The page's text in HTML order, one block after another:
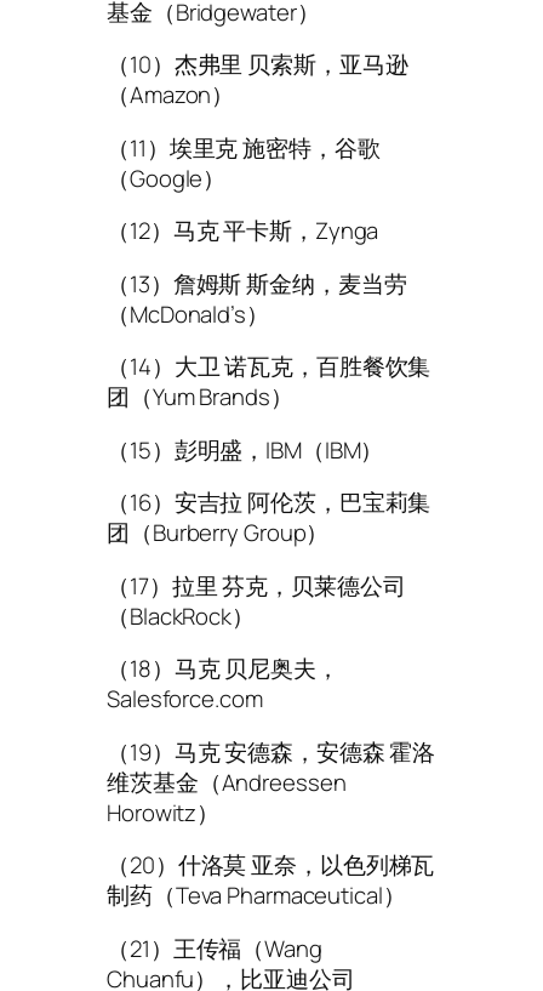
基金（Bridgewater）
（10）杰弗里 贝索斯，亚马逊
（Amazon）
（11）埃里克 施密特，谷歌
（Google）
（12）马克 平卡斯，Zynga
（13）詹姆斯 斯金纳，麦当劳
（McDonald’s）
（14）大卫 诺瓦克，百胜餐饮集
团（Yum Brands）
（15）彭明盛，IBM（IBM）
（16）安吉拉 阿伦茨，巴宝莉集
团（Burberry Group）
（17）拉里 芬克，贝莱德公司
（BlackRock）
（18）马克 贝尼奥夫，
Salesforce.com
（19）马克 安德森，安德森 霍洛
维茨基金（Andreessen
Horowitz）
（20）什洛莫 亚奈，以色列梯瓦
制药（Teva Pharmaceutical）
（21）王传福（Wang
Chuanfu），比亚迪公司